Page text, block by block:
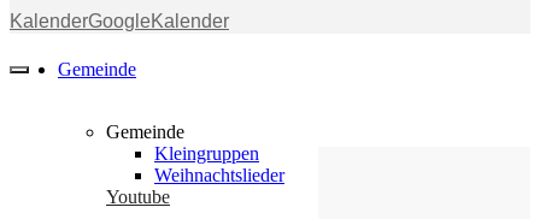
Gemeinde
Gemeinde
Kleingruppen
Weihnachtslieder
Youtube
KalenderGoogleKalender